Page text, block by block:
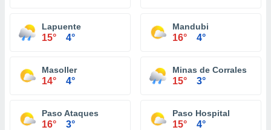
Lapuente
15° 4°
Mandubi
16° 4°
Masoller
14° 4°
Minas de Corrales
15° 3°
Paso Ataques
16° 3°
Paso Hospital
15° 4°